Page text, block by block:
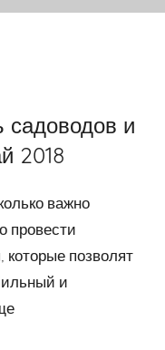
садоводов и
2018
важно
провести
которые позволят
и